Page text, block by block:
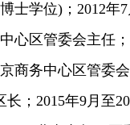
士学位)；2012年
心区管委会主任；
商务中心区管委
；2015年9月至